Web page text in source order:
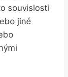
souvislosti
jiné